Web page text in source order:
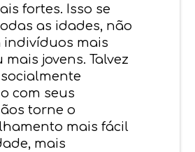
fortes. Isso se
as idades, não
indivíduos mais
mais jovens. Talvez
com seus
torne o
mais fácil
mais